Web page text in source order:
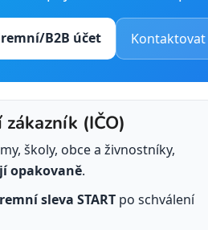
B2B účet
(IČO)
školy, obce a živnostníky,
opakovaně.
sleva START po schválení